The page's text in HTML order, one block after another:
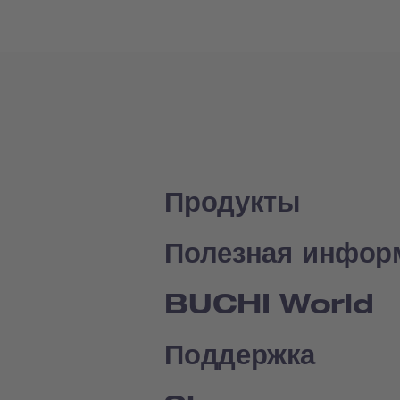
Продукты
Полезная
BUCHI World
Поддержка